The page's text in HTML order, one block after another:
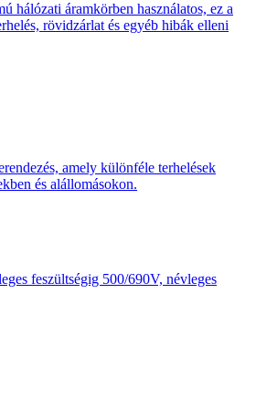
hálózati áramkörben használatos, ez a
rövidzárlat és egyéb hibák elleni
amely különféle terhelések
és alállomásokon.
feszültségig 500/690V, névleges